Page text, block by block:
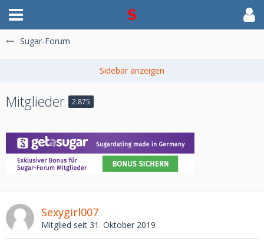
Sugar-Forum
Mitglieder 2.875
Sexygirl007
Mitglied seit 31. Oktober 2019